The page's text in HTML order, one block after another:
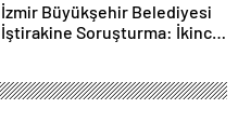
İzmir Büyükşehir Belediyesi
İştirakine Soruşturma: İkinci